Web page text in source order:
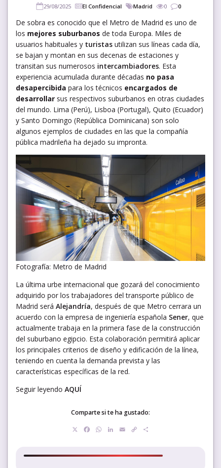
29/08/2025 El Confidencial Madrid 0 0
De sobra es conocido que el Metro de Madrid es uno de
los mejores suburbanos de toda Europa. Miles de
usuarios habituales y turistas utilizan sus líneas cada día,
se bajan y montan en sus decenas de estaciones y
transitan sus numerosos intercambiadores. Esta
experiencia acumulada durante décadas no pasa
desapercibida para los técnicos encargados de
desarrollar sus respectivos suburbanos en otras ciudades
del mundo. Lima (Perú), Lisboa (Portugal), Quito (Ecuador)
y Santo Domingo (República Dominicana) son solo
algunos ejemplos de ciudades en las que la compañía
pública madrileña ha dejado su impronta.
Fotografía: Metro de Madrid
La última urbe internacional que gozará del conocimiento
adquirido por los trabajadores del transporte público de
Madrid será Alejandría, después de que Metro cerrara un
acuerdo con la empresa de ingeniería española Sener, que
actualmente trabaja en la primera fase de la construcción
del suburbano egipcio. Esta colaboración permitirá aplicar
los principales criterios de diseño y edificación de la línea,
teniendo en cuenta la demanda prevista y las
características específicas de la red.
Seguir leyendo AQUÍ
Comparte si te ha gustado:
Facebook
WhatsApp
LinkedIn
EmailCopy